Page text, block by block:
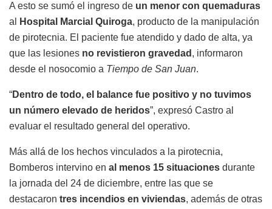
A esto se sumó el ingreso de un menor con quemaduras
al
Hospital Marcial Quiroga, producto de la manipulación
de pirotecnia. El paciente fue atendido y dado de alta, ya
que las lesiones no revistieron gravedad , informaron
desde el nosocomio a Tiempo de San Juan.
“Dentro de todo, el balance fue positivo y no tuvimos
un número elevado de heridos”, expresó Castro al
evaluar el resultado general del operativo.
Más allá de los hechos vinculados a la pirotecnia,
Bomberos intervino en al menos 15 situaciones durante
la jornada del 24 de diciembre, entre las que se
destacaron tres incendios en viviendas, además de otras